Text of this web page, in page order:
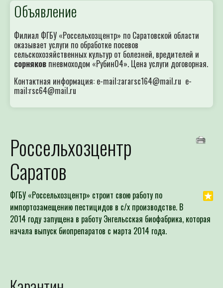
Объявление
Филиал ФГБУ «Россельхозцентр» по Саратовской области
оказывает услуги по обработке посевов
сельскохозяйственных культур от болезней, вредителей и
сорняков пневмоходом «Рубин04». Цена услуги договорная.
Контактная информация: e-mail:zararsc164@mail.ru e-
mail:rsc64@mail.ru
Россельхозцентр
Саратов
ФГБУ «Россельхозцентр» строит свою работу по
импортозамещению пестицидов в с/х производстве. В
2014 году запущена в работу Энгельсская биофабрика, которая
начала выпуск биопрепаратов с марта 2014 года.